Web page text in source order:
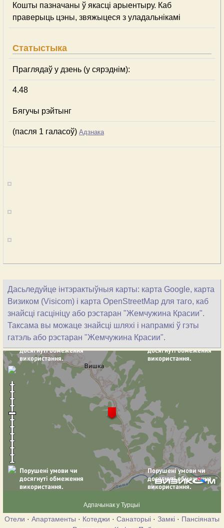
Кошты пазначаны ў якасці арыентыру. Каб
праверыць цэны, звяжыцеся з уладальнікамі
Статыстыка
Праглядаў у дзень (у сярэднім):
4.48
Бягучы рэйтынг
(пасля 1 галасоў) Адзнака
Дасьледуйце інтэрактыўныя карты: карта Google, карта
Визиком (Visicom) і карта OpenStreetMap для таго, каб
знайсці гасцініцу або рэстаран "Жемчужина Красии".
Таксама вы можаце знайсці шляхі і напрамкі ў гэты
гатэль або рэстаран "Жемчужина Красии".
Адпачынак у Турцыі
Отели · Апартаменты · Котеджи · Санаторыі · Замкі · Пансіянаты